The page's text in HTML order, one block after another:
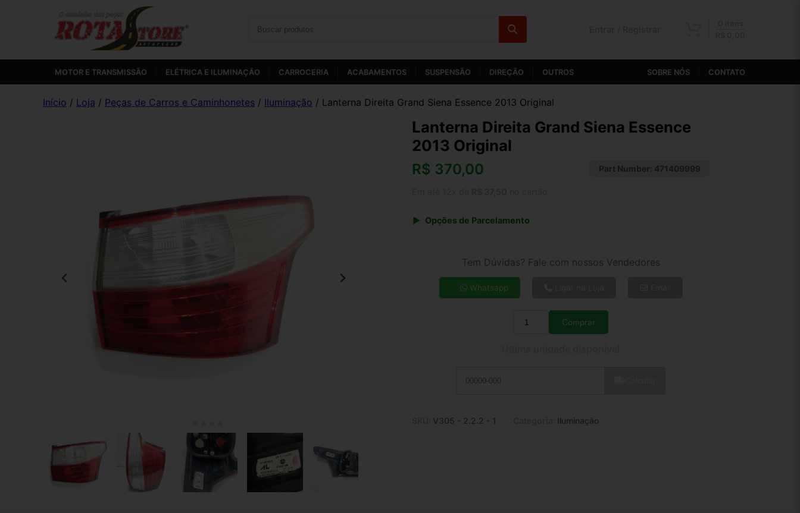
MOTOR E TRANSMISSÃO ELÉTRICA E ILUMINAÇÃO CARROCERIA ACABAMENTOS SUSPENSÃO DIREÇÃO OUTROS SOBRE NÓS CONTATO
Início / Loja / Peças de Carros e Caminhonetes / Iluminação / Lanterna Direita Grand Siena Essence 2013 Original
Lanterna Direita Grand Siena Essence
2013 Original
R$ 370,00 Part Number: 471409999
Opções de Parcelamento
7x de R$ 60,64
9x de R$ 48,38
Tem Dúvidas? Fale com nossos Vendedores
Whatsapp
Quantidade
Comprar
V305 - 2.2.2 - 1 Iluminação